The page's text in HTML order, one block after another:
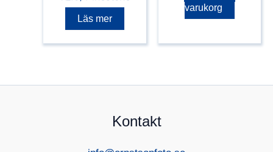
Läs mer
varukorg
Kontakt